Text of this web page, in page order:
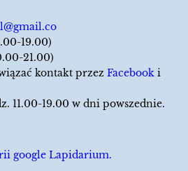
19.00)
21.00)
kontakt przez Facebook i
11.00-19.00 w dni powszednie.
google Lapidarium.